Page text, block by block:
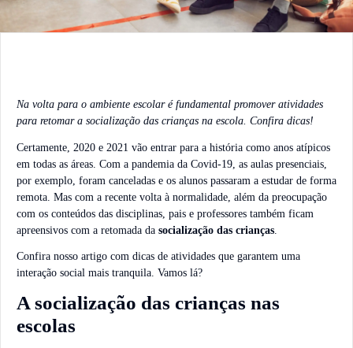
Na volta para o ambiente escolar é fundamental promover atividades
para retomar a socialização das crianças na escola. Confira dicas!
Certamente, 2020 e 2021 vão entrar para a história como anos atípicos
em todas as áreas. Com a pandemia da Covid-19, as aulas presenciais,
por exemplo, foram canceladas e os alunos passaram a estudar de forma
remota. Mas com a recente volta à normalidade, além da preocupação
com os conteúdos das disciplinas, pais e professores também ficam
apreensivos com a retomada da socialização das crianças
Confira nosso artigo com dicas de atividades que garantem uma
interação social mais tranquila. Vamos lá?
A socialização das crianças nas
escolas